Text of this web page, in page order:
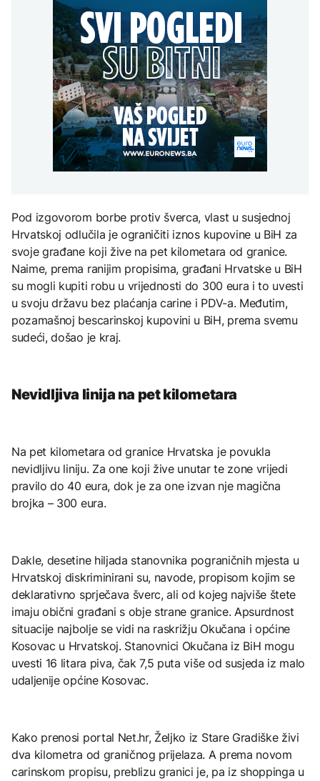
DRUŠTVO
Počela isplata penzija u
RS
Nuklearka Krško
smanjuje proizvodnju
zbog niskog vodostaja i
visokih temperatura
Save
graničnim prelazima u
EU: Koja je svrha EES
sistema ako se isključuje
čim je preopterećen?
BIZNIS
Skočile cijene nafte na
svjetskom tržištu, hoće li
se to odraziti na BiH
djece moraju platiti 942
miliona dolara
KULTURA
Rat i pijesak prijete
drevnim piramidama
Meroe u Sudanu
albumu
Pod izgovorom borbe protiv šverca, vlast u susjednoj
Hrvatskoj odlučila je ograničiti iznos kupovine u BiH za
svoje građane koji žive na pet kilometara od granice.
Naime, prema ranijim propisima, građani Hrvatske u BiH
su mogli kupiti robu u vrijednosti do 300 eura i to uvesti
u svoju državu bez plaćanja carine i PDV-a. Međutim,
pozamašnoj bescarinskoj kupovini u BiH, prema svemu
sudeći, došao je kraj.
Nevidljiva linija na pet kilometara
Na pet kilometara od granice Hrvatska je povukla
nevidljivu liniju. Za one koji žive unutar te zone vrijedi
pravilo do 40 eura, dok je za one izvan nje magična
brojka – 300 eura.
Dakle, desetine hiljada stanovnika pograničnih mjesta u
Hrvatskoj diskriminirani su, navode, propisom kojim se
deklarativno sprječava šverc, ali od kojeg najviše štete
imaju obični građani s obje strane granice. Apsurdnost
situacije najbolje se vidi na raskrižju Okučana i općine
Kosovac u Hrvatskoj. Stanovnici Okučana iz BiH mogu
uvesti 16 litara piva, čak 7,5 puta više od susjeda iz malo
udaljenije općine Kosovac.
Kako prenosi portal Net.hr, Željko iz Stare Gradiške živi
dva kilometra od graničnog prijelaza. A prema novom
carinskom propisu, preblizu granici je, pa iz shoppinga u